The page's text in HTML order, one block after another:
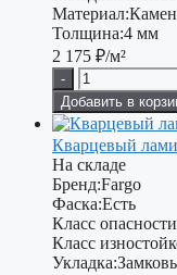
Материал:
Толщина:4 мм
2 175 ₽/м²
-
Добавить в
Кварцевый
На складе
Бренд:Fargo
Фаска:Есть
Класс
Класс
Укладка: